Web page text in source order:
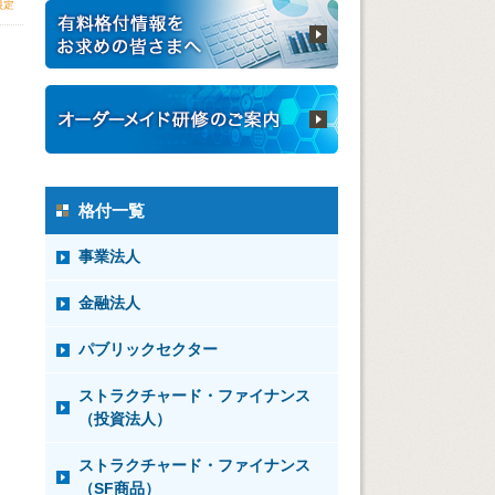
格付一覧
事業法人
金融法人
パブリックセクター
ストラクチャード・ファイナンス
（投資法人）
ストラクチャード・ファイナンス
（SF商品）